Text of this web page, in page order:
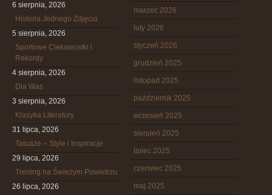
6 sierpnia, 2026
Historia Jednego Zdjęcia
5 sierpnia, 2026
Sportowe Ciekawostki i
Rekordy
4 sierpnia, 2026
Dla Was
3 sierpnia, 2026
Klasyka Literatury
31 lipca, 2026
Tatuaże – Style i Inspiracje
29 lipca, 2026
Trening na Świeżym Powietrzu
26 lipca, 2026
marzec 2026
luty 2026
styczeń 2026
grudzień 2025
listopad 2025
październik 2025
wrzesień 2025
sierpień 2025
lipiec 2025
czerwiec 2025
maj 2025